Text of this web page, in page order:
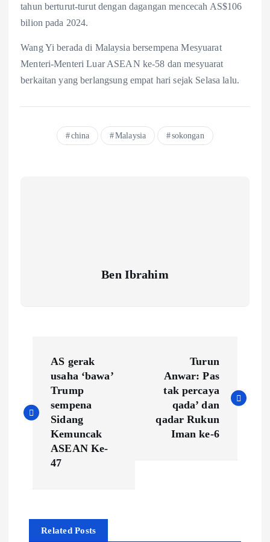
tahun berturut-turut dengan dagangan mencecah AS$106
bilion pada 2024.
Wang Yi berada di Malaysia bersempena Mesyuarat
Menteri-Menteri Luar ASEAN ke-58 dan mesyuarat
berkaitan yang berlangsung empat hari sejak Selasa lalu.
china Malaysia sokongan
Ben Ibrahim
s
v
AS gerak
usaha ‘bawa’
Trump
sempena
Sidang
Kemuncak
ASEAN Ke-
47
Turun
Anwar: Pas
tak percaya
qada’ dan
qadar Rukun
Iman ke-6
Related Posts